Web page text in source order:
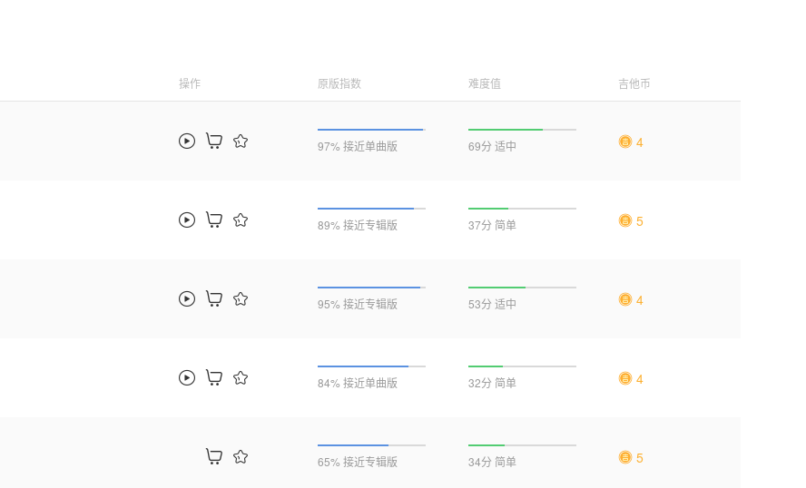
操作 原版指数 难度值 吉他币
97% 接近单曲版 69分 适中 4
89% 接近专辑版 37分 简单 5
95% 接近专辑版 53分 适中 4
84% 接近单曲版 32分 简单 4
65% 接近专辑版 34分 简单 5